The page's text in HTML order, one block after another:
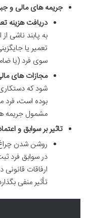
جریمه های مالی و
دریافت هزینه
به پابند ناشی
تعمیر یا
سوی فرد (یا
مجازات های
شود که
بوده است، فرد
مشمول جریمه
تاثیر بر سوابق و
روشن شدن
در سوابق فرد
ارفاقات
تأثیر منفی